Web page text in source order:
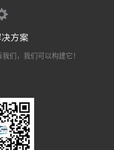
方案
们，我们可以构建它！